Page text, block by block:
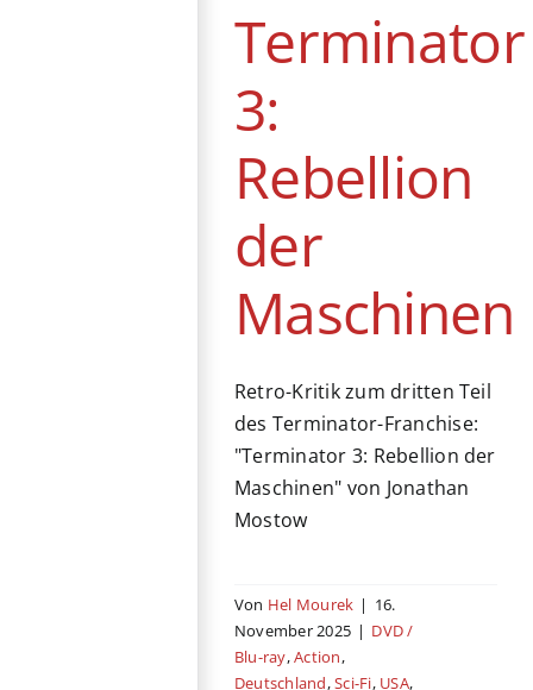
Terminator
3:
Rebellion
der
Maschinen
Retro-Kritik zum dritten Teil
des Terminator-Franchise:
"Terminator 3: Rebellion der
Maschinen" von Jonathan
Mostow
Von Hel Mourek | 16.
November 2025 | DVD /
Blu-ray,Action,
Deutschland,Sci-Fi, USA,